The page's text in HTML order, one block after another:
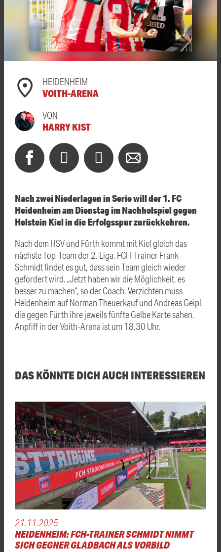
HEIDENHEIM
VOITH-ARENA
VON
HARRY KIST
Nach zwei Niederlagen in Serie will der 1. FC
Heidenheim am Dienstag im Nachholspiel gegen
Holstein Kiel in die Erfolgsspur zurückkehren.
Nach dem HSV und Fürth kommt mit Kiel gleich das
nächste Top-Team der 2. Liga. FCH-Trainer Frank
Schmidt findet es gut, dass sein Team gleich wieder
gefordert wird. „Jetzt haben wir die Möglichkeit, es
besser zu machen“, so der Coach. Verzichten muss
Heidenheim auf Norman Theuerkauf und Andreas Geipl,
die gegen Fürth ihre jeweils fünfte Gelbe Karte sahen.
Anpfiff in der Voith-Arena ist um 18.30 Uhr.
DAS KÖNNTE DICH AUCH INTERESSIEREN
21.11.2025
HEIDENHEIM: FCH-TRAINER SCHMIDT NIMMT
SICH GEGNER GLADBACH ALS VORBILD